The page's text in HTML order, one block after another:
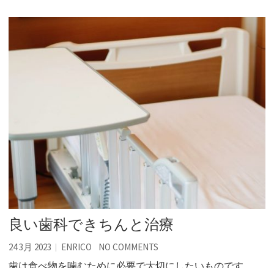
良い歯科できちんと治療
24 3月 2023 ENRICO NO COMMENTS